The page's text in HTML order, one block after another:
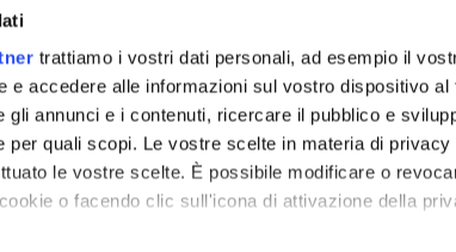
trattiamo i vostri dati personali, ad esempio il
e accedere alle informazioni sul vostro dispositivo
gli annunci e i contenuti, ricercare il pubblico e
per quali scopi. Le vostre scelte in materia di
le vostre scelte. È possibile modificare o
o facendo clic sull'icona di attivazione della
per la valutazione dei progetti